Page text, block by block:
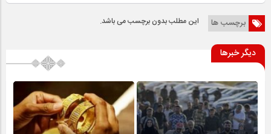
برچسب ها این مطلب بدون برچسب می باشد.
دیگر خبرها